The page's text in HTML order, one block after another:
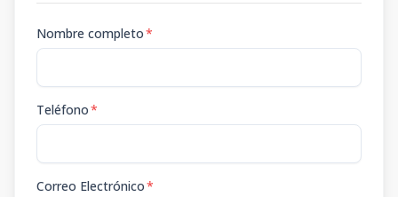
Nombre completo*
Teléfono*
Correo Electrónico*